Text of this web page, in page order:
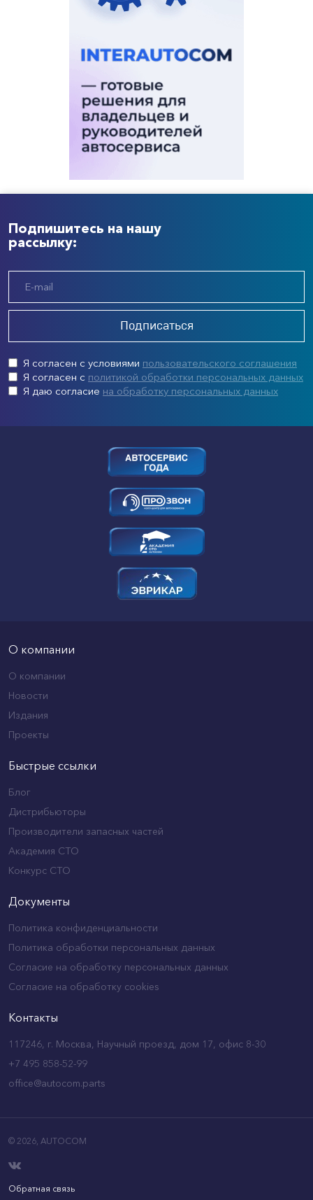
Подпишитесь на нашу
рассылку:
Подписаться
Я согласен с условиями пользовательского соглашения
Я согласен с политикой обработки персональных данных
Я даю согласие на обработку персональных данных
О компании
О компании
Новости
Издания
Проекты
Быстрые ссылки
Блог
Дистрибьюторы
Производители запасных частей
Академия СТО
Конкурс СТО
Документы
Политика конфиденциальности
Политика обработки персональных данных
Согласие на обработку персональных данных
Согласие на обработку cookies
Контакты
117246, г. Москва, Научный проезд, дом 17, офис 8-30
+7 495 858-52-99
office@autocom.parts
© 2026, AUTOCOM
Обратная связь